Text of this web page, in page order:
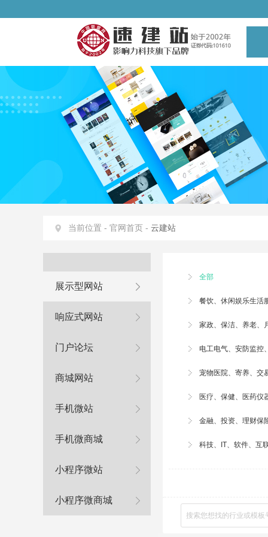
当前位置 - 官网首页 - 云建站
展示型网站
响应式网站
门户论坛
商城网站
手机微站
手机微商城
小程序微站
小程序微商城
全部
餐饮、休闲娱乐生活
家政、 保洁、养老、
电工电气、安防监控
宠物医院、寄养、交
医疗、保健、医药仪
金融、投资、理财保
科技、IT、软件、互